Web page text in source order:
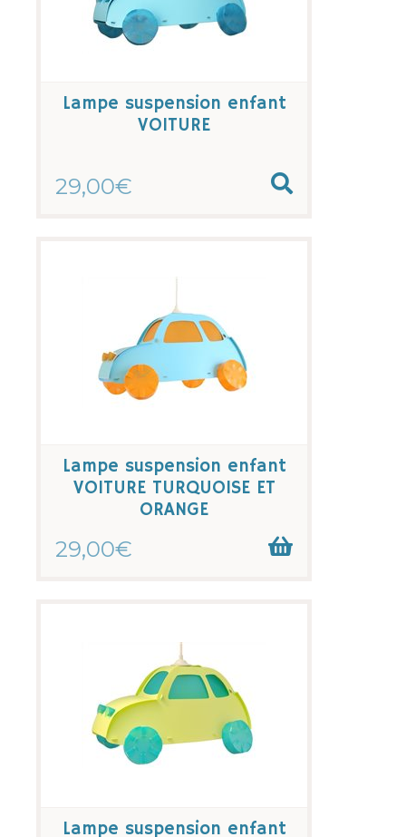
Lampe suspension enfant
VOITURE
29,00€
Lampe suspension enfant
VOITURE TURQUOISE ET
ORANGE
29,00€
Lampe suspension enfant